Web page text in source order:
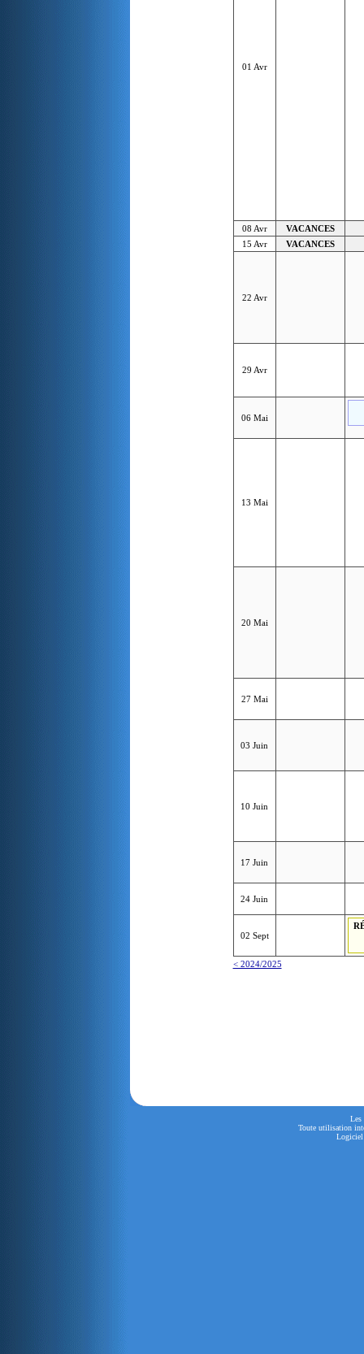
01 Avr
08 Avr
VACANCES
15 Avr
VACANCES
22 Avr
29 Avr
06 Mai
13 Mai
20 Mai
27 Mai
03 Juin
10 Juin
17 Juin
24 Juin
02 Sept
< 2024/2025
Les
Toute utilisation
Logiciel